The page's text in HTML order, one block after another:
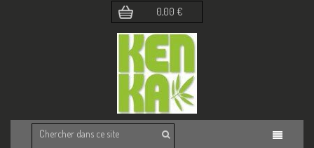
0,00 €